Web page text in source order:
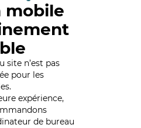
mobile
site n’est pas
pour les
expérience,
de bureau